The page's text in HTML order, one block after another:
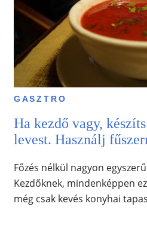
GASZTRO
Ha kezdő vagy,
levest. Használj
Főzés nélkül nagyon
Kezdőknek, mindenképpen
még csak kevés konyhai